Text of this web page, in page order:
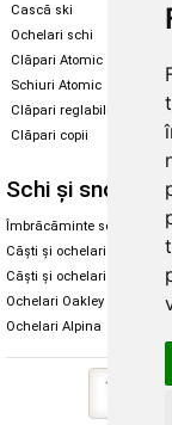
Cască ski
Ochelari schi
Clăpari Atomic
Schiuri Atomic
Clăpari reglabili
Clăpari copii
Schi și
Îmbrăcăminte schi și
Căști și ochelari de iarnă
Căști și ochelari Alpina
Ochelari Oakley
Ochelari Alpina